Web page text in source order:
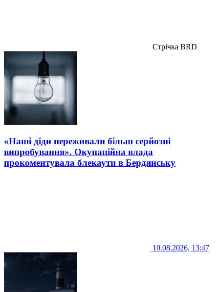
Стрічка BRD
«Наші діди переживали більш серйозні
випробування». Окупаційна влада
прокоментувала блекаути в Бердянську
10.08.2026, 13:47